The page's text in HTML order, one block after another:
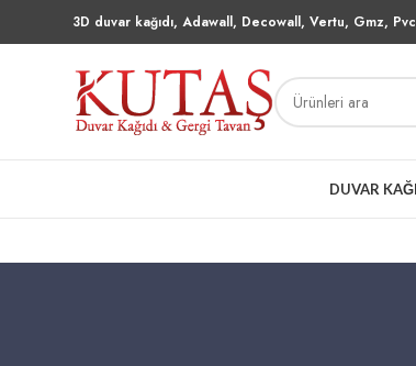
3D duvar kağıdı, Adawall, Decowall, Vertu, Gmz,
DUVAR